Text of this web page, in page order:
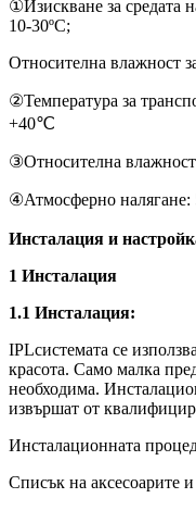
①Изискване за средата
10-30ºC;
Относителна влажност
②Температура за
+40℃
③Относителна
④Атмосферно налягане:
Инсталация и
1 Инсталация
1.1 Инсталация:
IPLсистемата се
красота. Само малка
необходима.
извършат от
Инсталационната
Списък на аксесоарите